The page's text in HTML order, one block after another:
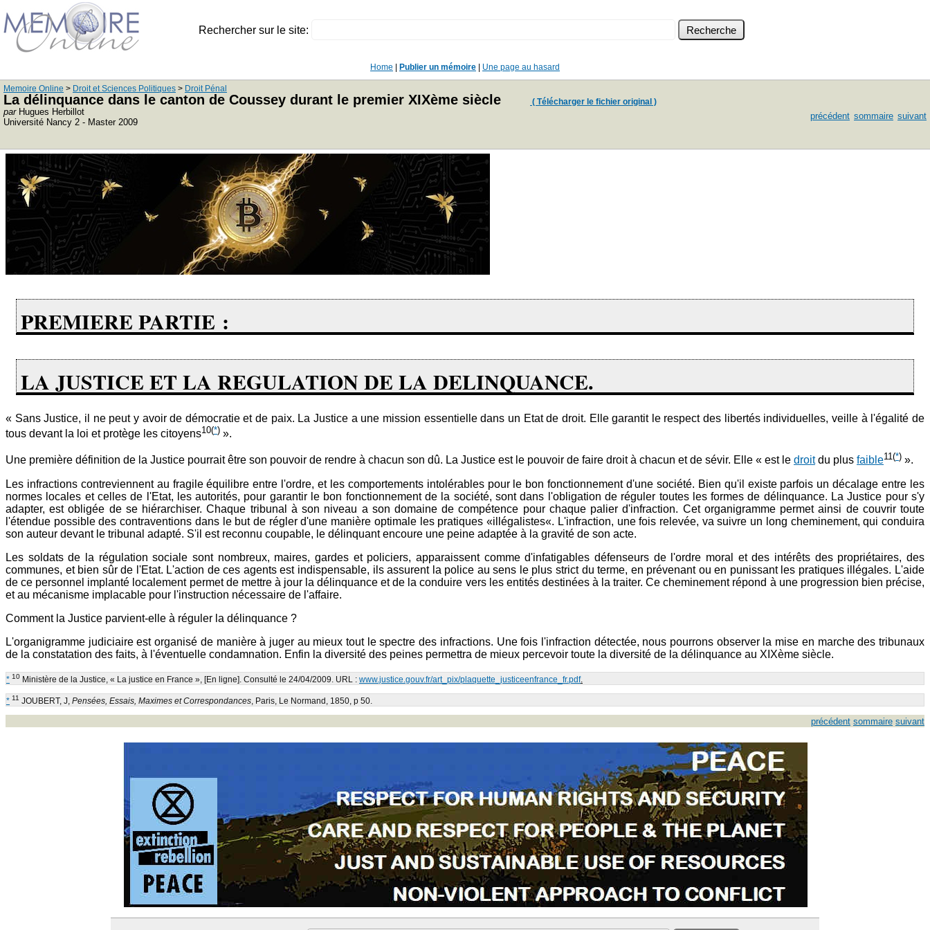
Rechercher sur le site:
Home Publier un mémoire Une page au hasard
Memoire Online > Droit et Sciences Politiques > Droit Pénal
La délinquance dans le canton de Coussey durant le premier XIXème siècle ( Télécharger le fichier original )
parHugues Herbillot
Université Nancy 2 - Master 2009
précédent sommaire suivant
PREMIERE PARTIE :
LA JUSTICE ET LA REGULATION DE LA DELINQUANCE.
« Sans Justice, il ne peut y avoir de démocratie et de paix. La Justice a une mission essentielle dans un Etat de droit. Elle garantit le respect des libertés individuelles, veille à l'égalité de
tous devant la loi et protège les citoyens10(*) ».
Une première définition de la Justice pourrait être son pouvoir de rendre à chacun son dû. La Justice est le pouvoir de faire droit à chacun et de sévir. Elle « est le droitdu plus faible11(*) ».
Les infractions contreviennent au fragile équilibre entre l'ordre, et les comportements intolérables pour le bon fonctionnement d'une société. Bien qu'il existe parfois un décalage entre les
normes locales et celles de l'Etat, les autorités, pour garantir le bon fonctionnement de la société, sont dans l'obligation de réguler toutes les formes de délinquance. La Justice pour s'y
adapter, est obligée de se hiérarchiser. Chaque tribunal à son niveau a son domaine de compétence pour chaque palier d'infraction. Cet organigramme permet ainsi de couvrir toute
l'étendue possible des contraventions dans le but de régler d'une manière optimale les pratiques «illégalistes«. L'infraction, une fois relevée, va suivre un long cheminement, qui conduira
son auteur devant le tribunal adapté. S'il est reconnu coupable, le délinquant encoure une peine adaptée à la gravité de son acte.
Les soldats de la régulation sociale sont nombreux, maires, gardes et policiers, apparaissent comme d'infatigables défenseurs de l'ordre moral et des intérêts des propriétaires, des
communes, et bien sûr de l'Etat. L'action de ces agents est indispensable, ils assurent la police au sens le plus strict du terme, en prévenant ou en punissant les pratiques illégales. L'aide
de ce personnel implanté localement permet de mettre à jour la délinquance et de la conduire vers les entités destinées à la traiter. Ce cheminement répond à une progression bien précise,
et au mécanisme implacable pour l'instruction nécessaire de l'affaire.
Comment la Justice parvient-elle à réguler la délinquance ?
L'organigramme judiciaire est organisé de manière à juger au mieux tout le spectre des infractions. Une fois l'infraction détectée, nous pourrons observer la mise en marche des tribunaux
de la constatation des faits, à l'éventuelle condamnation. Enfin la diversité des peines permettra de mieux percevoir toute la diversité de la délinquance au XIXème siècle.
* 10 Ministère de la Justice, « La justice en France », [En ligne]. Consulté le 24/04/2009. URL : www.justice.gouv.fr/art_pix/plaquette_justiceenfrance_fr.pdf.
* 11 JOUBERT, J, Pensées, Essais, Maximes et Correspondances , Paris, Le Normand, 1850, p 50.
précédent sommaire suivant